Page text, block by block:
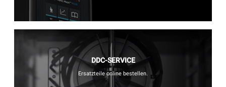
DDC-SERVICE
Ersatzteile online bestellen.